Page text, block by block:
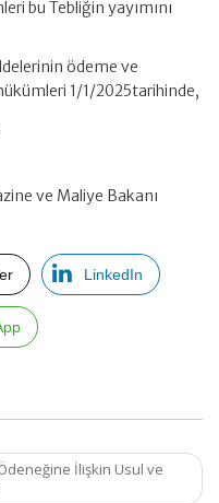
bu Tebliğin yayımını
ödeme ve
1/1/2025tarihinde,
ve Maliye Bakanı
LinkedIn
Ödeneğine İlişkin Usul ve